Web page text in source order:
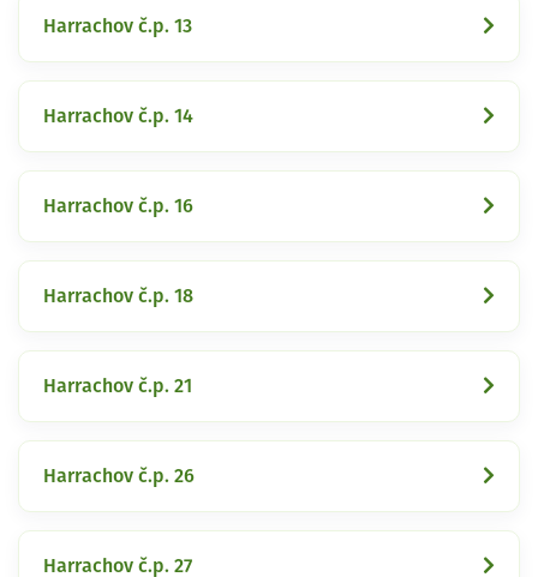
Harrachov č.p. 13
Harrachov č.p. 14
Harrachov č.p. 16
Harrachov č.p. 18
Harrachov č.p. 21
Harrachov č.p. 26
Harrachov č.p. 27